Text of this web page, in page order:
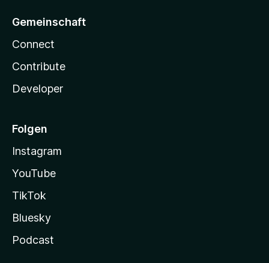
Gemeinschaft
Connect
Contribute
Developer
Folgen
Instagram
YouTube
TikTok
Bluesky
Podcast